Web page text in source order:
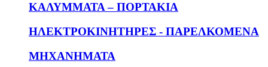
ΚΑΛΥΜΜΑΤΑ – ΠΟΡΤΑΚΙΑ
ΗΛΕΚΤΡΟΚΙΝΗΤΗΡΕΣ - ΠΑΡΕΛΚΟΜΕΝΑ
ΜΗΧΑΝΗΜΑΤΑ